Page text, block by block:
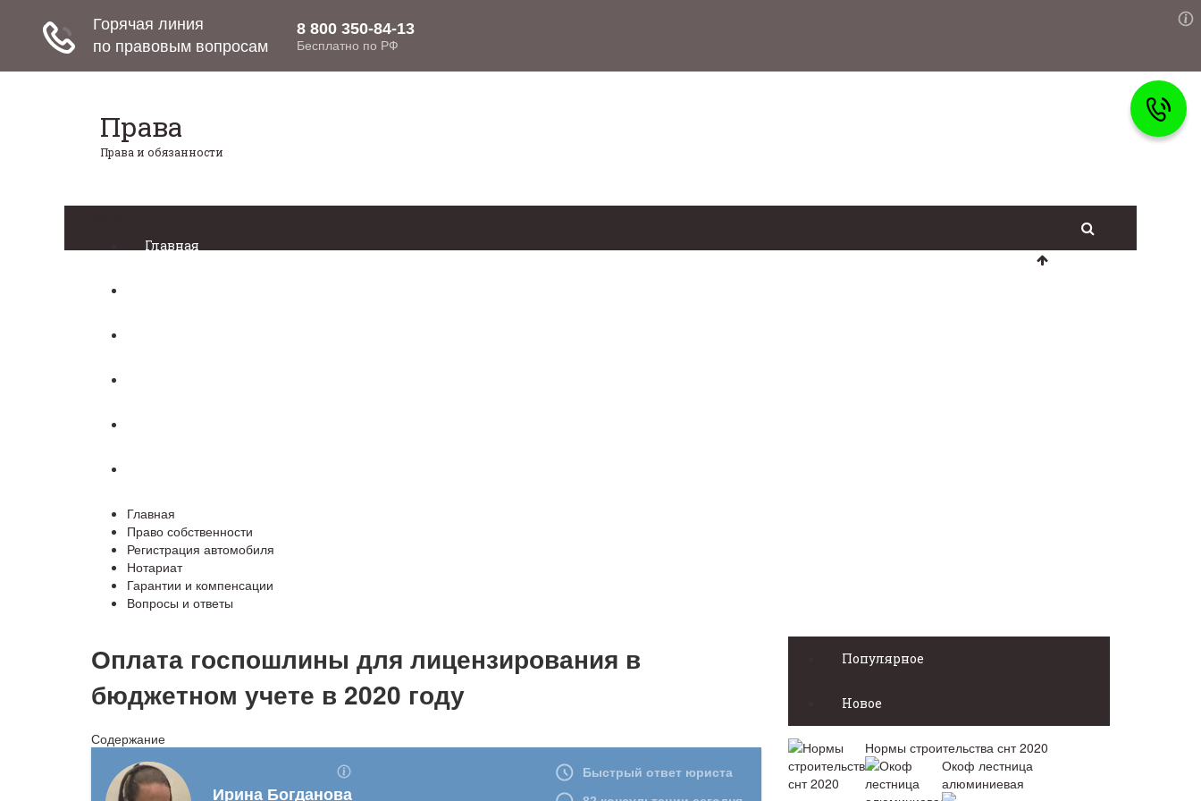
Права
Права и обязанности
Главная
Главная
Право собственности
Регистрация автомобиля
Нотариат
Гарантии и компенсации
Вопросы и ответы
Оплата госпошлины для лицензирования в
бюджетном учете в 2020 году
Содержание
Популярное
Новое
Нормы строительства снт 2020
Окоф лестница
алюминиевая